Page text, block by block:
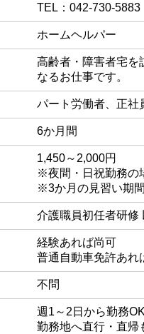
TEL：042-730-
ホームヘルパー
高齢者・障害者宅を
なるお仕事です。
パート労働者、正社
6か月間
1,450～2,000円
※夜間・日祝勤務の
※3か月の見習い期間
介護職員初任者研修
経験あれば尚可
普通自動車免許あれ
不問
週1～2日から勤務
勤務地へ直行・直帰